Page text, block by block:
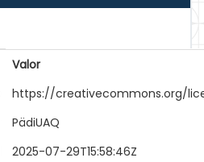
Valor
https://creativecommons.org/
PädiUAQ
2025-07-29T15:58:46Z